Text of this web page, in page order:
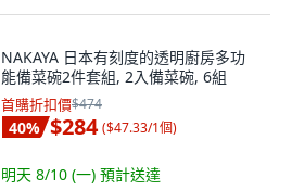
NAKAYA 日本有刻度的透明廚房多功
能備菜碗2件套組, 2入備菜碗, 6組
首購折扣價$474
40% $284 ($47.33/1個)
明天 8/10 (一) 預計送達